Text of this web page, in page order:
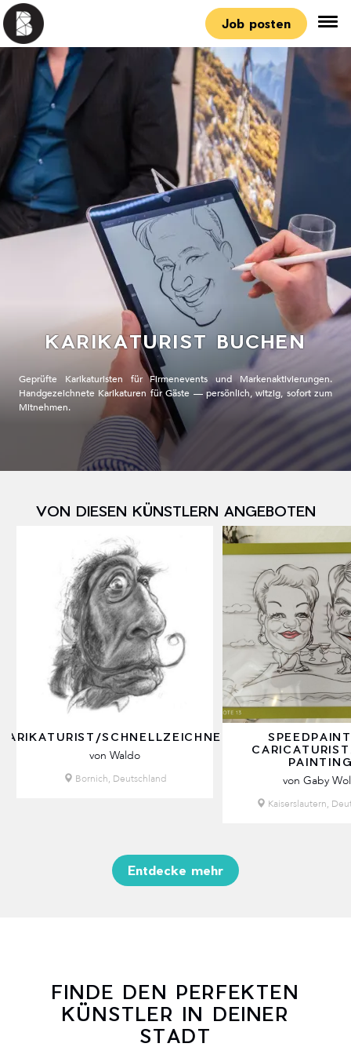
Job posten
KARIKATURIST BUCHEN
Geprüfte Karikaturisten für Firmenevents und Markenaktivierungen.
Handgezeichnete Karikaturen für Gäste — persönlich, witzig, sofort zum
Mitnehmen.
VON DIESEN KÜNSTLERN ANGEBOTEN
SCHNELLZEICHNER
von Waldo
Bornich, Deutschland von Gaby
Kaiserslautern,
Entdecke mehr
FINDE DEN PERFEKTEN
KÜNSTLER IN DEINER
STADT